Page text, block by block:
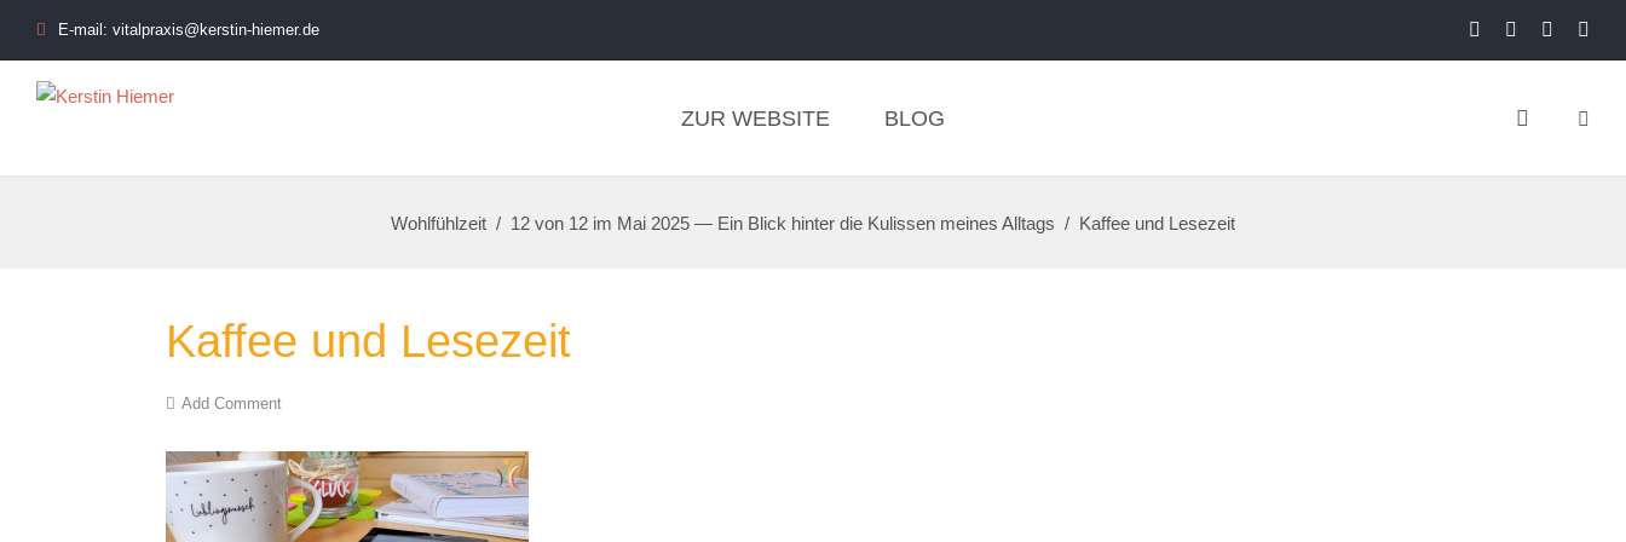
E-mail: vitalpraxis@kerstin-hiemer.de
ZUR WEBSITE BLOG
Wohlfühlzeit / 12 von 12 im Mai 2025 — Ein Blick hinter die Kulissen meines Alltags / Kaffee und Lesezeit
Kaffee und Lesezeit
Add Comment